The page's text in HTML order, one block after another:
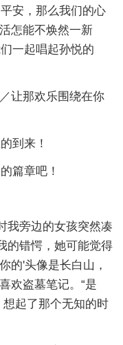
安，那么我们的心
怎能不焕然一新
一起唱起孙悦的
让那欢乐围绕在你
到来！
篇章吧！
我旁边的女孩突然凑
的错愕，她可能觉得
的'头像是长白山，
欢盗墓笔记。“是
起了那个无知的时